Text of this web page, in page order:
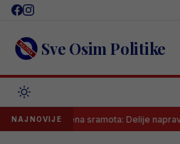
Skip
content Sve Osim Politike
NAJNOVIJE
Neviđena sramota: Delije napravile